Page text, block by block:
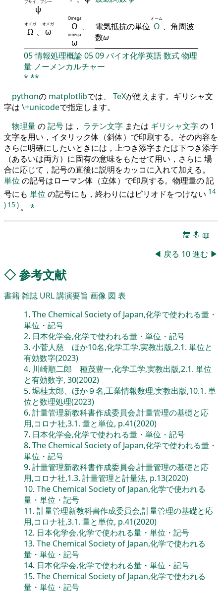
ψ
プサイ、プシー
Ω
オメガ
、 ω
オメガ Ω
Omega
、
ω
omega
電気抵抗の単位 Ω
オーム
、角周波
数ω
05情報処理概論0509バイオ化学英語数式物理
量 ノーメンカルチャー
* **
pythonの matplotlibでは、 TeXが使えます。ギリシャ文
字は \+unicodeで指定します。
物理量の記号 は， ラテン文字 または ギリシャ文字の 1
文字を用い，イタリック体（斜体）で印刷する。その内容を
さらに明確にしたいときには，上つき添字または下つき添字
（あるいは両方）に固有の意味をもたせて用い，さらに 場
合に応じて，記号の直後に説明をカッコに入れて加える。
単位 の記号はローマン体（立体）で印刷する。物理量の 記
号にも 単位 の記号にも，終わりにはピリオドをつけない 14
) 15 ) 。 *
🔚 🔝 📖
◀ 戻る 10進む ▶
◇参考文献
書籍雑誌 URL講演要旨 画像 図 表
1. The Chemical Society of Japan,化学で使われる量・
単位・記号
2. 日本化学会,化学で使われる量・単位・記号
3. 小菅人慈 ほか10名,化学工学,実教出版,2.1. 単位と
有効数字(2023)
4. 川崎順二郎 種茂豊一,化学工学,実教出版,2.1. 単位
と有効数字, 30(2002)
5. 堀桂太郎、ほか９名,工業情報数理,実教出版,10.1. 単
位と数理処理(2023)
6. 計量管理新教科書作成委員会,計量管理の基礎と応
用,コロナ社,3.1. 量と単位, p.41(2020)
7. 日本化学会,化学で使われる量・単位・記号
8. The Chemical Society of Japan,化学で使われる量・
単位・記号
9. 計量管理新教科書作成委員会,計量管理の基礎と応
用,コロナ社,1.3. 計量管理と計量法, p.13(2020)
10. The Chemical Society of Japan,化学で使われる
量・単位・記号
11. 計量管理新教科書作成委員会,計量管理の基礎と応
用,コロナ社,3.1. 量と単位, p.41(2020)
12. 日本化学会,化学で使われる量・単位・記号
13. The Chemical Society of Japan,化学で使われる
量・単位・記号
14. 日本化学会,化学で使われる量・単位・記号
15. The Chemical Society of Japan,化学で使われる
量・単位・記号